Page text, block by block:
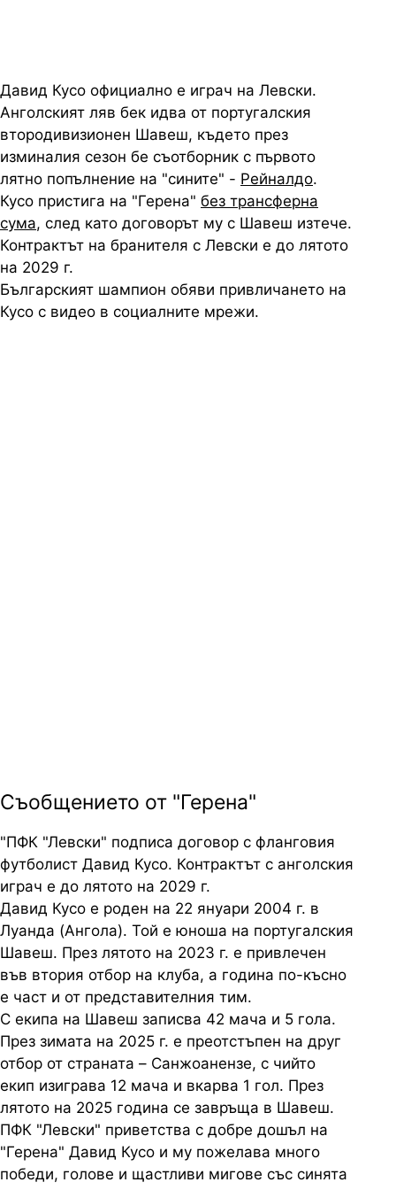
Давид Кусо официално е играч на Левски.
Анголският ляв бек идва от португалския
втородивизионен Шавеш, където през
изминалия сезон бе съотборник с първото
лятно попълнение на "сините" - Рейналдо.
Кусо пристига на "Герена" без трансферна
сума, след като договорът му с Шавеш изтече.
Контрактът на бранителя с Левски е до лятото
на 2029 г.
Българският шампион обяви привличането на
Кусо с видео в социалните мрежи.
Съобщението от "Герена"
"ПФК "Левски" подписа договор с фланговия
футболист Давид Кусо. Контрактът с анголския
играч е до лятото на 2029 г.
Давид Кусо е роден на 22 януари 2004 г. в
Луанда (Ангола). Той е юноша на португалския
Шавеш. През лятото на 2023 г. е привлечен
във втория отбор на клуба, а година по-късно
е част и от представителния тим.
С екипа на Шавеш записва 42 мача и 5 гола.
През зимата на 2025 г. е преотстъпен на друг
отбор от страната – Санжоанензе, с чийто
екип изиграва 12 мача и вкарва 1 гол. През
лятото на 2025 година се завръща в Шавеш.
ПФК "Левски" приветства с добре дошъл на
"Герена" Давид Кусо и му пожелава много
победи, голове и щастливи мигове със синята